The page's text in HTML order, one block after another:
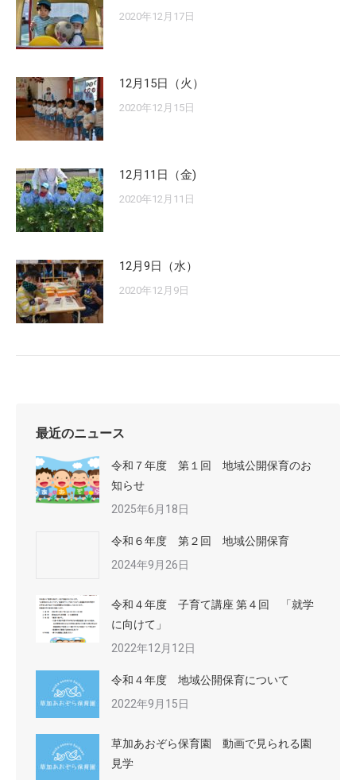
2020年12月17日
12月15日（火）
2020年12月15日
12月11日（金)
2020年12月11日
12月9日（水）
2020年12月9日
最近のニュース
令和７年度 第１回 地域公開保育のお
知らせ
2025年6月18日
令和６年度 第２回 地域公開保育
2024年9月26日
令和４年度 子育て講座 第４回 「就学
に向けて」
2022年12月12日
令和４年度 地域公開保育について
2022年9月15日
草加あおぞら保育園 動画で見られる園
見学